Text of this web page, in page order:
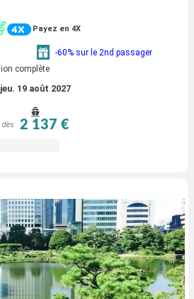
Payez en 4X
-60% sur le 2nd passager
complète
jeu. 19 août 2027
dès 2 137 €